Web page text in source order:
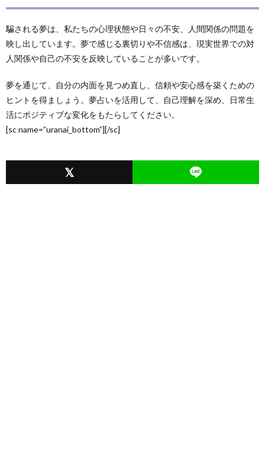
騙される夢は、私たちの心理状態や日々の不安、人間関係の問題を
映し出しています。夢で感じる裏切りや不信感は、現実世界での対
人関係や自己の不安を反映していることが多いです。
夢を通じて、自分の内面を見つめ直し、信頼や安心感を築くための
ヒントを得ましょう。夢占いを活用して、自己理解を深め、日常生
活にポジティブな変化をもたらしてください。
[sc name=”uranai_bottom”][/sc]